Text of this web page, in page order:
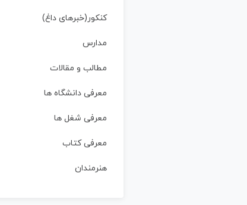
کنکور(خبرهای داغ)
مدارس
مطالب و مقالات
معرفی دانشگاه ها
معرفی شغل ها
معرفی کتاب
هنرمندان